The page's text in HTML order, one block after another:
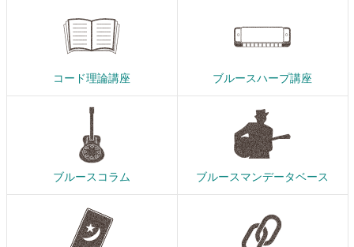
コード理論講座 ブルースハープ講座
ブルースコラム ブルースマンデータベース